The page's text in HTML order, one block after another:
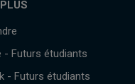
- Futurs étudiants
- Futurs étudiants